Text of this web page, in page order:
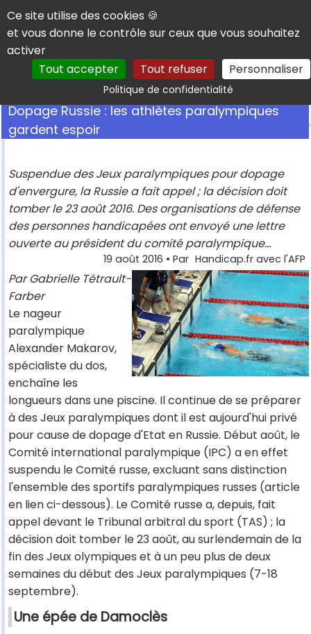
Panneau de gestion des cookies
Ce site utilise des cookies 🍪
et vous donne le contrôle sur ceux que vous souhaitez
activer
Tout accepter
Tout refuser Personnaliser
Politique de confidentialitéRechercher
Dopage Russie : les athlètes paralympiques
gardent espoir
Suspendue des Jeux paralympiques pour dopage
d'envergure, la Russie a fait appel ; la décision doit
tomber le 23 août 2016. Des organisations de défense
des personnes handicapées ont envoyé une lettre
ouverte au président du comité paralympique...
19 août 2016 • Par Handicap.fr avec l'AFP
Par Gabrielle Tétrault-
Farber
Le nageur
paralympique
Alexander Makarov,
spécialiste du dos,
enchaîne les
longueurs dans une piscine. Il continue de se préparer
à des Jeux paralympiques dont il est aujourd'hui privé
pour cause de dopage d'Etat en Russie. Début août, le
Comité international paralympique (IPC) a en effet
suspendu le Comité russe, excluant sans distinction
l'ensemble des sportifs paralympiques russes (article
en lien ci-dessous). Le Comité russe a, depuis, fait
appel devant le Tribunal arbitral du sport (TAS) ; la
décision doit tomber le 23 août, au surlendemain de la
fin des Jeux olympiques et à un peu plus de deux
semaines du début des Jeux paralympiques (7-18
septembre).
Une épée de Damoclès